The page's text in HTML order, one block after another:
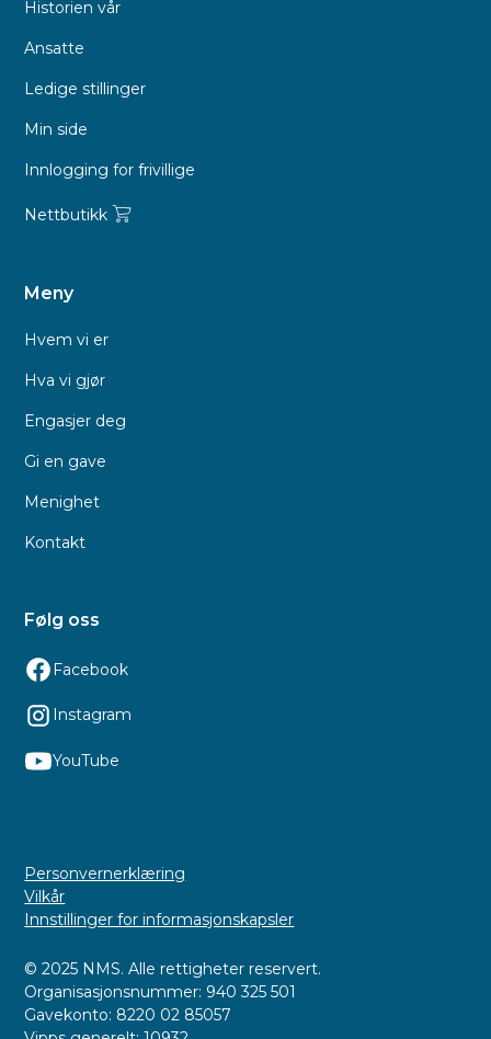
Historien vår
Ansatte
Ledige stillinger
Min side
Innlogging for frivillige
Nettbutikk
Meny
Hvem vi er
Hva vi gjør
Engasjer deg
Gi en gave
Menighet
Kontakt
Følg oss
Facebook
Instagram
YouTube
© 2025 NMS. Alle rettigheter reservert.
Organisasjonsnummer: 940 325 501
Gavekonto: 8220 02 85057
Personvernerklæring
Vilkår
Innstillinger for informasjonskapsler